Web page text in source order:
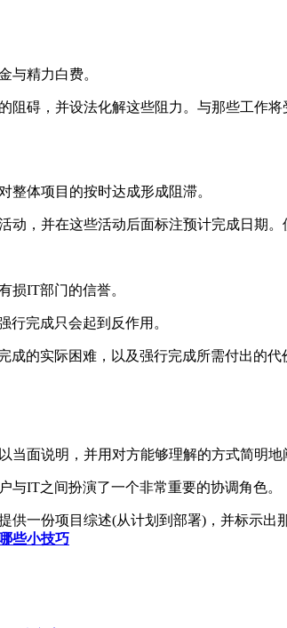
精力白费。
碍，并设法化解这些阻力。与那些工作
体项目的按时达成形成阻滞。
，并在这些活动后面标注预计完成日期。
IT部门的信誉。
完成只会起到反作用。
实际困难，以及强行完成所需付出的代
说明，并用对方能够理解的方式简明地
IT之间扮演了一个非常重要的协调角色。
一份项目综述(从计划到部署)，并标示出
些小技巧